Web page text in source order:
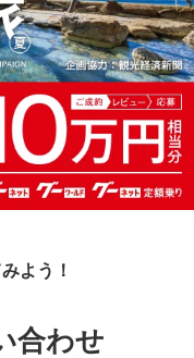
よう！
合わせ